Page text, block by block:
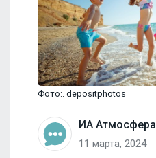
Фото:. depositphotos
ИА Атмосфера
11 марта, 2024